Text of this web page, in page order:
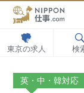
東京の求人 検
英・中・韓対応